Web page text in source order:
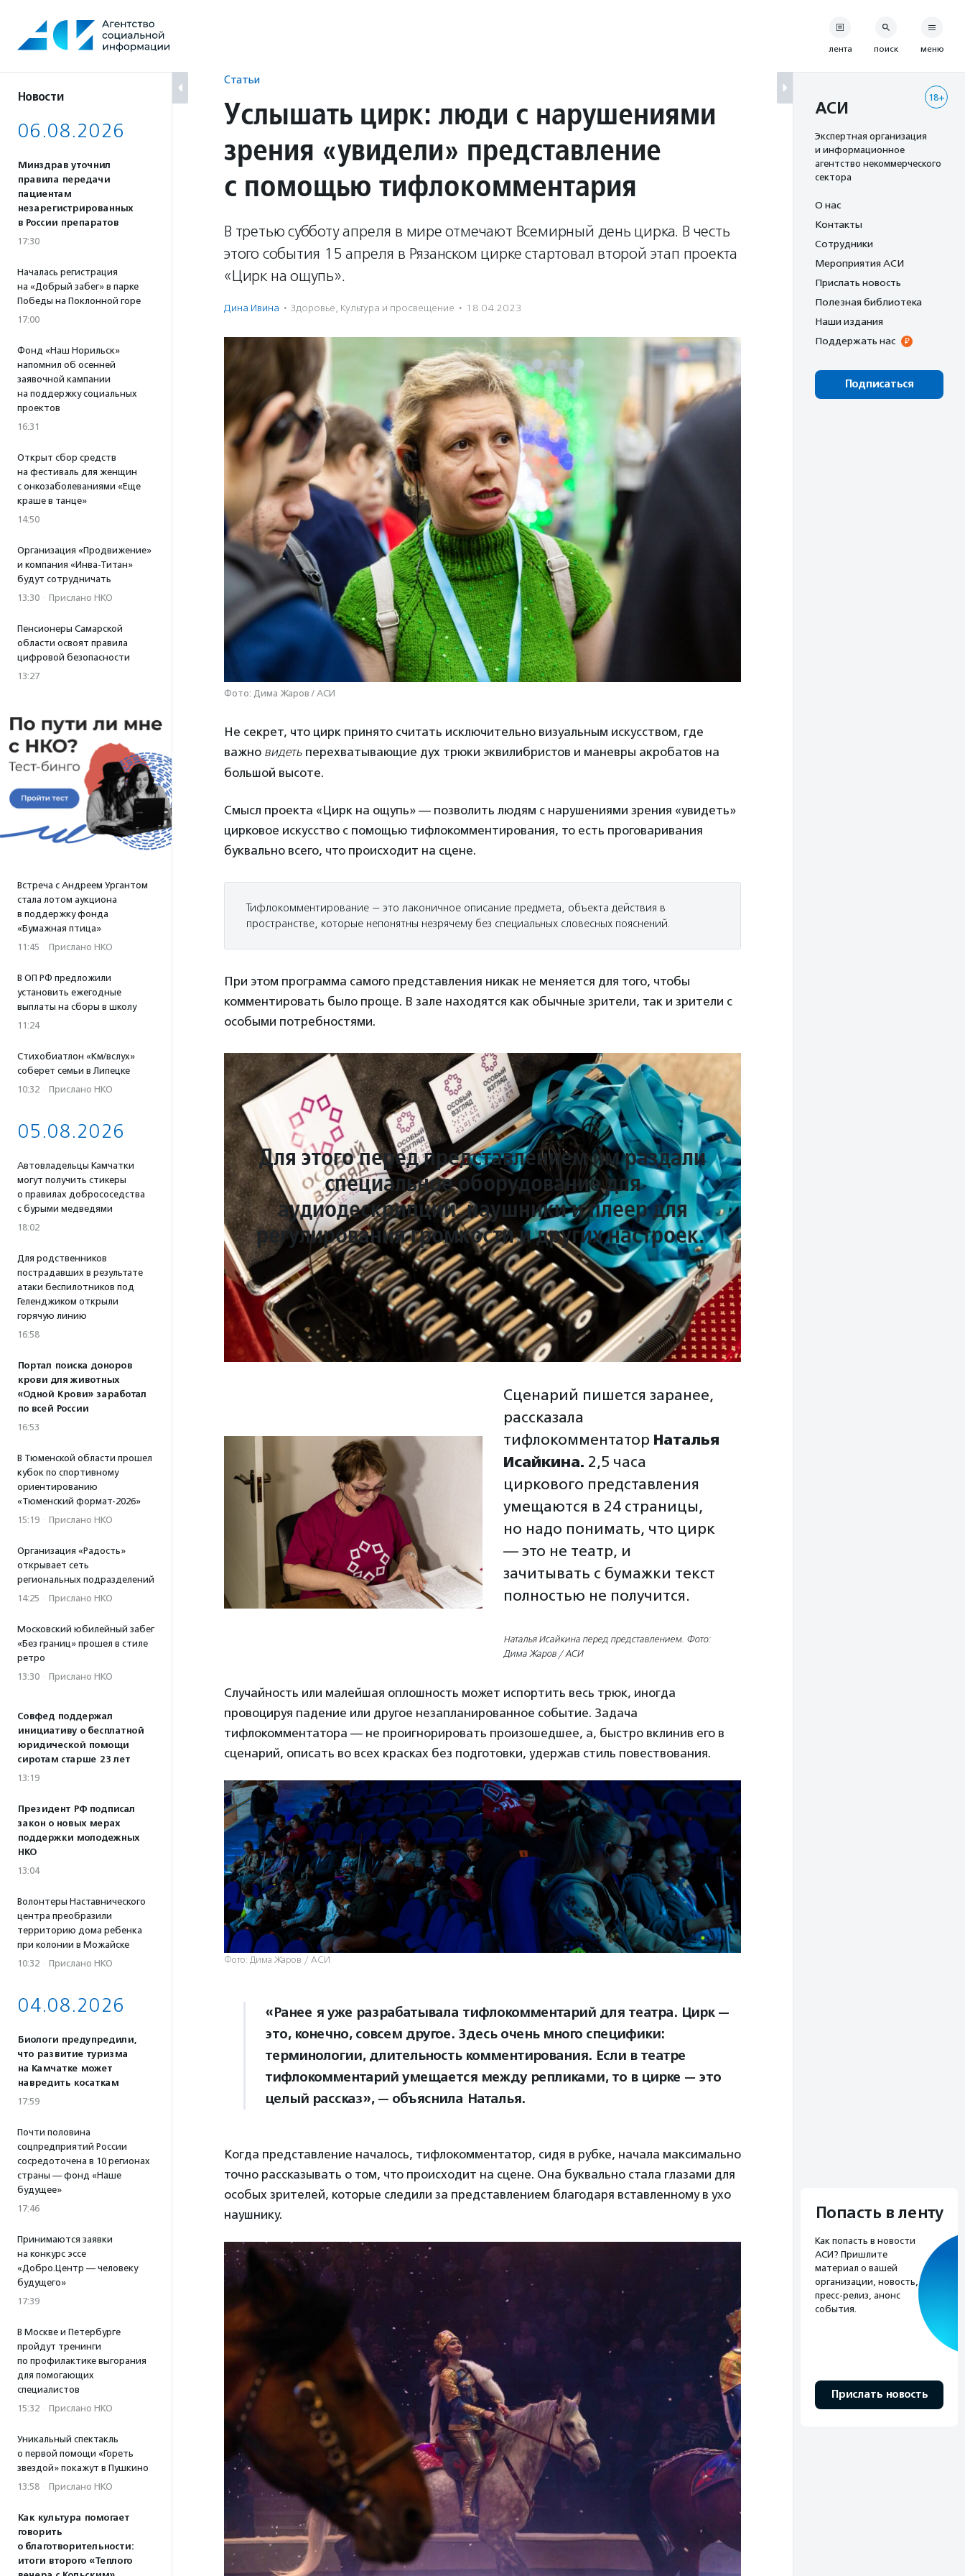
содержанию
Новости
06.08.2026
Минздрав уточнил
правила передачи
пациентам
незарегистрированных
в России препаратов
17:30
Началась регистрация
на «Добрый забег» в парке
Победы на Поклонной горе
17:00
Фонд «Наш Норильск»
напомнил об осенней
заявочной кампании
на поддержку социальных
проектов
16:31
Открыт сбор средств
на фестиваль для женщин
с онкозаболеваниями «Еще
краше в танце»
14:50
Организация «Продвижение»
и компания «Инва-Титан»
будут сотрудничать
13:30 · Прислано НКО
Пенсионеры Самарской
области освоят правила
цифровой безопасности
13:27
Встреча с Андреем Ургантом
стала лотом аукциона
в поддержку фонда
«Бумажная птица»
11:45 · Прислано НКО
В ОП РФ предложили
установить ежегодные
выплаты на сборы в школу
11:24
Стихобиатлон «Км/вслух»
соберет семьи в Липецке
10:32 · Прислано НКО
05.08.2026
Автовладельцы Камчатки
могут получить стикеры
о правилах добрососедства
с бурыми медведями
18:02
Для родственников
пострадавших в результате
атаки беспилотников под
Геленджиком открыли
горячую линию
16:58
Портал поиска доноров
крови для животных
«Одной Крови» заработал
по всей России
16:53
В Тюменской области прошел
кубок по спортивному
ориентированию
«Тюменский формат-2026»
15:19 · Прислано НКО
Организация «Радость»
открывает сеть
региональных подразделений
14:25 · Прислано НКО
Московский юбилейный забег
«Без границ» прошел в стиле
ретро
13:30 · Прислано НКО
Совфед поддержал
инициативу о бесплатной
юридической помощи
сиротам старше 23 лет
13:19
Президент РФ подписал
закон о новых мерах
поддержки молодежных
НКО
13:04
Волонтеры Наставнического
центра преобразили
территорию дома ребенка
при колонии в Можайске
10:32 · Прислано НКО
04.08.2026
Биологи предупредили,
что развитие туризма
на Камчатке может
навредить косаткам
17:59
Почти половина
соцпредприятий России
сосредоточена в 10 регионах
страны — фонд «Наше
будущее»
17:46
Принимаются заявки
на конкурс эссе
«Добро.Центр — человеку
будущего»
17:39
В Москве и Петербурге
пройдут тренинги
по профилактике выгорания
для помогающих
специалистов
15:32 · Прислано НКО
Уникальный спектакль
о первой помощи «Гореть
звездой» покажут в Пушкино
13:58 · Прислано НКО
Как культура помогает
говорить
о благотворительности:
итоги второго «Теплого
Статьи
Услышать цирк: люди с нарушениями
зрения «увидели» представление
с помощью тифлокомментария
В третью субботу апреля в мире отмечают Всемирный день цирка. В честь
этого события 15 апреля в Рязанском цирке стартовал второй этап проекта
«Цирк на ощупь».
Дина Ивина · Здоровье, Культура и просвещение · 18.04.2023
Фото: Дима Жаров / АСИ
Не секрет, что цирк принято считать исключительно визуальным искусством, где
важно видеть перехватывающие дух трюки эквилибристов и маневры акробатов на
большой высоте.
Смысл проекта «Цирк на ощупь» — позволить людям с нарушениями зрения «увидеть»
цирковое искусство с помощью тифлокомментирования, то есть проговаривания
буквально всего, что происходит на сцене.
Тифлокомментирование — это лаконичное описание предмета, объекта действия в
пространстве, которые непонятны незрячему без специальных словесных пояснений.
При этом программа самого представления никак не меняется для того, чтобы
комментировать было проще. В зале находятся как обычные зрители, так и зрители с
особыми потребностями.
Для этого перед представлением им раздали
специальное оборудование для
аудиодескрипции: наушники и плеер для
регулирования громкости и других настроек.
Сценарий пишется заранее,
рассказала
тифлокомментатор Наталья
Исайкина. 2,5 часа
циркового представления
умещаются в 24 страницы,
но надо понимать, что цирк
— это не театр, и
зачитывать с бумажки текст
полностью не получится.
Наталья Исайкина перед представлением. Фото:
Дима Жаров / АСИ
Случайность или малейшая оплошность может испортить весь трюк, иногда
провоцируя падение или другое незапланированное событие. Задача
тифлокомментатора — не проигнорировать произошедшее, а, быстро вклинив его в
сценарий, описать во всех красках без подготовки, удержав стиль повествования.
Фото: Дима Жаров / АСИ
«Ранее я уже разрабатывала тифлокомментарий для театра. Цирк —
это, конечно, совсем другое. Здесь очень много специфики:
терминологии, длительность комментирования. Если в театре
тифлокомментарий умещается между репликами, то в цирке — это
целый рассказ», — объяснила Наталья.
Когда представление началось, тифлокомментатор, сидя в рубке, начала максимально
точно рассказывать о том, что происходит на сцене. Она буквально стала глазами для
особых зрителей, которые следили за представлением благодаря вставленному в ухо
наушнику.
лента поиск меню
18+
АСИ
Экспертная организация
и информационное
агентство некоммерческого
сектора
О нас
Контакты
Сотрудники
Мероприятия АСИ
Прислать новость
Полезная библиотека
Наши издания
Поддержать нас
Подписаться
Попасть в ленту
Как попасть в новости
АСИ? Пришлите
материал о вашей
организации, новость,
пресс-релиз, анонс
события.
Прислать новость